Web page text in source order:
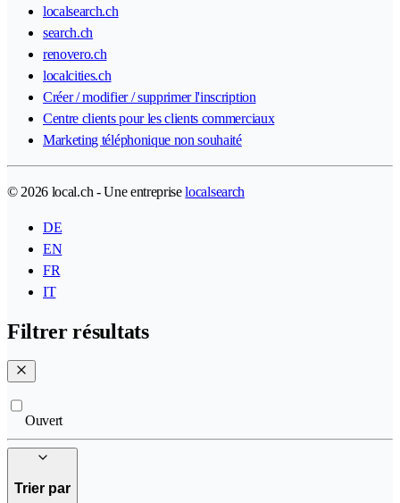
localsearch.ch
search.ch
renovero.ch
localcities.ch
Créer / modifier / supprimer l'inscription
Centre clients pour les clients commerciaux
Marketing téléphonique non souhaité
© 2026 local.ch - Une entrepriselocalsearch
DE
EN
FR
IT
Filtrer résultats
Ouvert
Trier par